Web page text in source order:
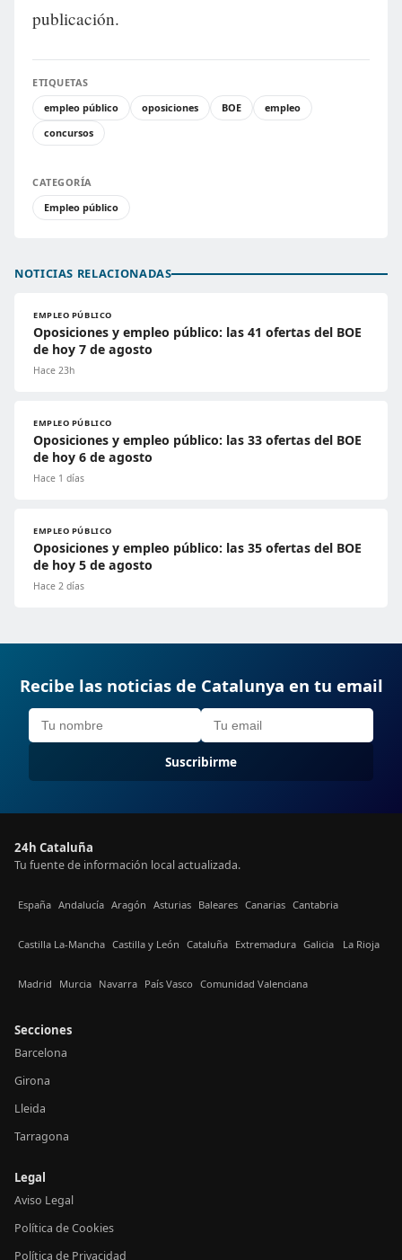
publicación.
ETIQUETAS
empleo público
oposiciones BOE
empleo
concursos
CATEGORÍA
Empleo público
NOTICIAS RELACIONADAS
EMPLEO PÚBLICO
Oposiciones y empleo público: las 41 ofertas del BOE
de hoy 7 de agosto
Hace 23h
EMPLEO PÚBLICO
Oposiciones y empleo público: las 33 ofertas del BOE
de hoy 6 de agosto
Hace 1 días
EMPLEO PÚBLICO
Oposiciones y empleo público: las 35 ofertas del BOE
de hoy 5 de agosto
Hace 2 días
Recibe las noticias de Catalunya en tu email
Suscribirme
24h Cataluña
Tu fuente de información local actualizada.
España Andalucía Aragón Asturias Baleares Canarias Cantabria
Castilla La-Mancha Castilla y León Cataluña Extremadura Galicia La Rioja
Madrid Murcia Navarra País Vasco Comunidad Valenciana
Secciones
Barcelona
Girona
Lleida
Tarragona
Legal
Aviso Legal
Política de Cookies
Política de Privacidad